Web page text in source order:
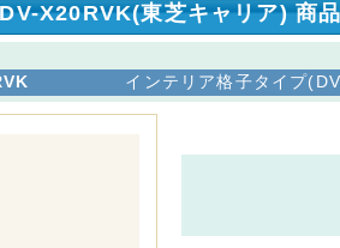
X20RVK(東芝キャリア) 商
インテリア格子タイプ